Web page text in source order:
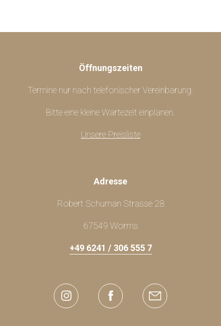
Adresse
Robert Schuman Strasse 28
67549 Worms
+49 6241 / 306 555 7
Öffnungszeiten
Termine nur nach telefonischer Vereinbarung.
Bitte eine kleine Wartezeit einplanen.
Unsere Preisliste